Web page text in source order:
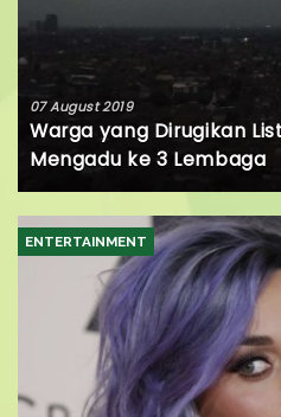
07 August 2019
Warga yang Dirugikan
Mengadu ke 3 Lembaga
ENTERTAINMENT